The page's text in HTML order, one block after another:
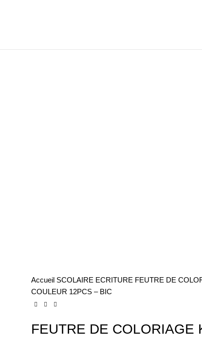
Accueil SCOLAIRE ECRITURE FEUTRE DE
COULEUR 12PCS – BIC
FEUTRE DE COLORIAGE